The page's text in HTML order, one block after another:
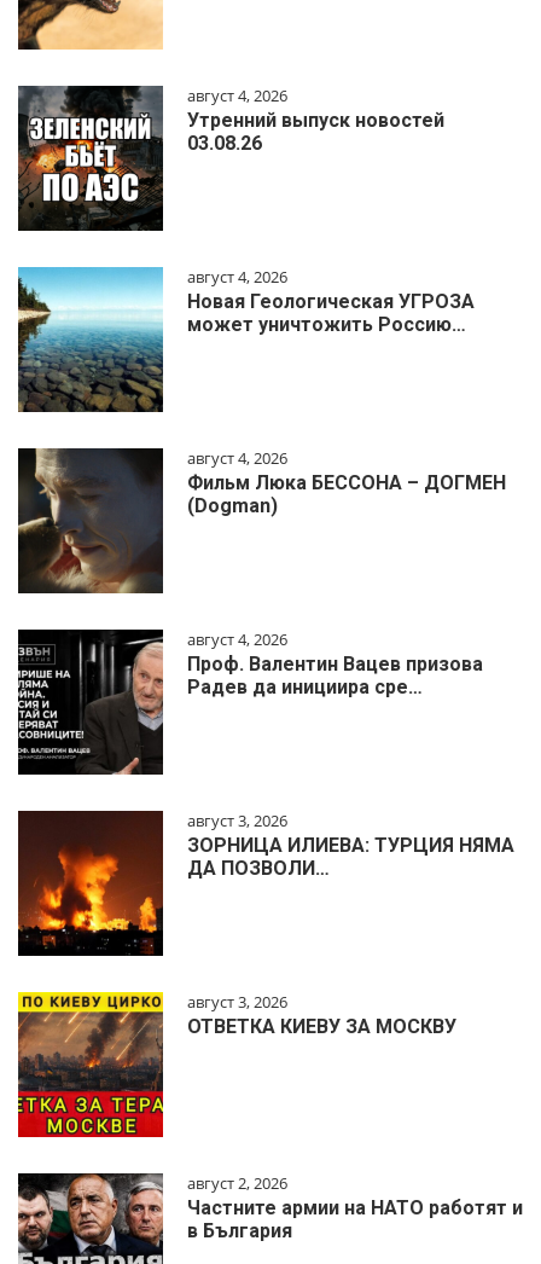
август 4, 2026
Утренний выпуск новостей
03.08.26
август 4, 2026
Новая Геологическая УГРОЗА
может уничтожить Россию…
август 4, 2026
Фильм Люка БЕССОНА – ДОГМЕН
(Dogman)
август 4, 2026
Проф. Валентин Вацев призова
Радев да инициира сре…
август 3, 2026
ЗОРНИЦА ИЛИЕВА: ТУРЦИЯ НЯМА
ДА ПОЗВОЛИ…
август 3, 2026
ОТВЕТКА КИЕВУ ЗА МОСКВУ
август 2, 2026
Частните армии на НАТО работят и
в България